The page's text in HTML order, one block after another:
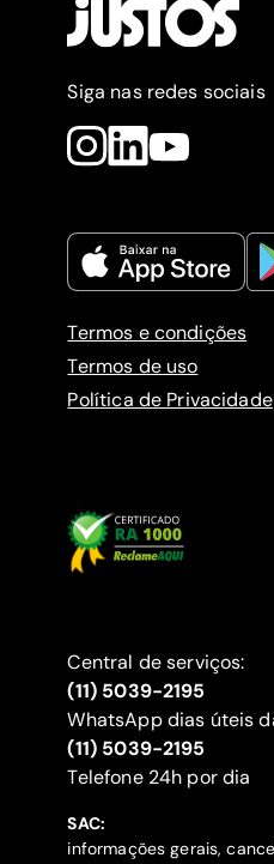
Siga nas redes sociais
Termos e condições
Termos de uso
Política de Privacidade
Central de serviços:
(11) 5039-2195
WhatsApp dias úteis
(11) 5039-2195
‍Telefone 24h por dia
SAC:
informações gerais,